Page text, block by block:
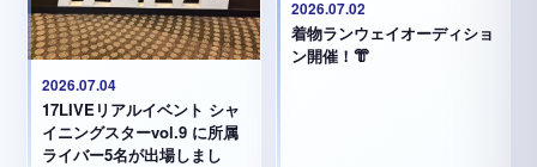
2026.07.04
17LIVEリアルイベント シャ
イニングスターvol.9 に所属
ライバー5名が出場しまし
2026.07.02
着物ランウェイオーディショ
ン開催！👘